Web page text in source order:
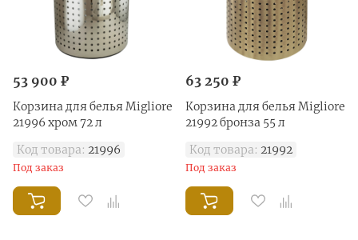
53 900 ₽
Корзина для белья Migliore
21996 хром 72 л
Код товара: 21996
Под заказ
63 250 ₽
Корзина для белья Migliore
21992 бронза 55 л
Код товара: 21992
Под заказ